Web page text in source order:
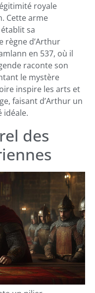
royale
Cette arme
sa
règne d’Arthur
en 537, où il
raconte son
le mystère
inspire les arts et
faisant d’Arthur un
idéale.
des